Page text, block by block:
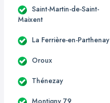
Saint-Martin-de-Saint-
Maixent
La Ferrière-en-Parthenay
Oroux
Thénezay
Montigny 79